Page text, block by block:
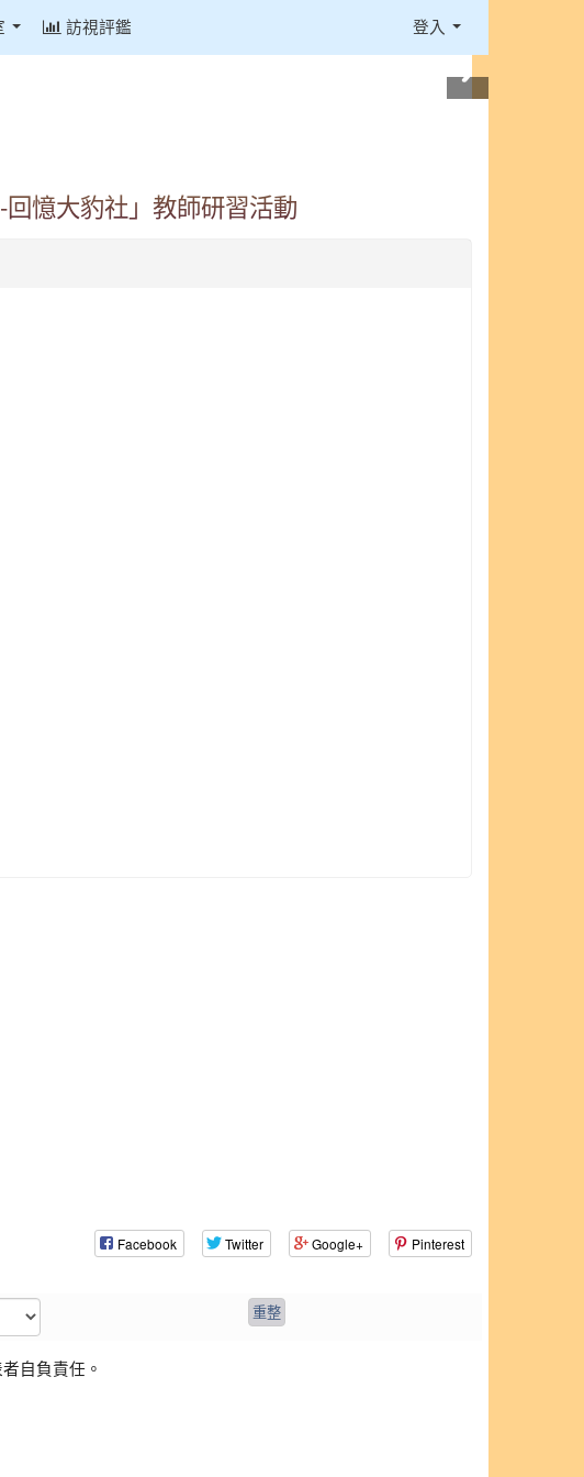
訪視評鑑 登入
憶大豹社」教師研習活動
Facebook Twitter Google+ Pinterest
自負責任。